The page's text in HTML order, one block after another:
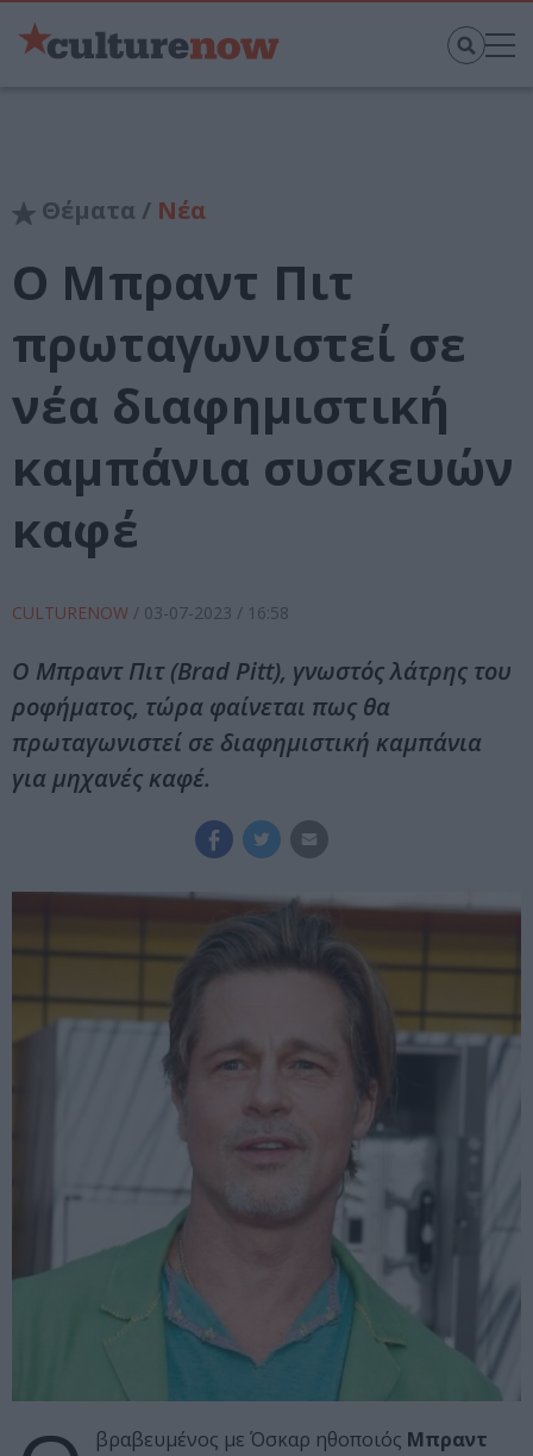
Θέματα / Νέα
O Μπραντ Πιτ
πρωταγωνιστεί σε
νέα διαφημιστική
καμπάνια συσκευών
καφέ
CULTURENOW / 03-07-2023 / 16:58
Ο Μπραντ Πιτ (Brad Pitt), γνωστός λάτρης του
ροφήματος, τώρα φαίνεται πως θα
πρωταγωνιστεί σε διαφημιστική καμπάνια
για μηχανές καφέ.
βραβευμένος με Όσκαρ ηθοποιός Μπραντ